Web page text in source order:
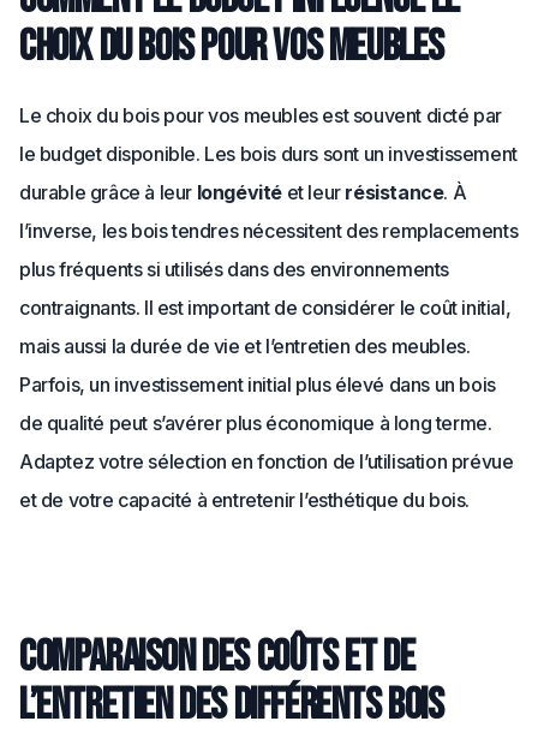
choix du bois pour vos meubles
Le choix du bois pour vos meubles est souvent dicté par
le budget disponible. Les bois durs sont un investissement
durable grâce à leur longévité et leur résistance. À
l’inverse, les bois tendres nécessitent des remplacements
plus fréquents si utilisés dans des environnements
contraignants. Il est important de considérer le coût initial,
mais aussi la durée de vie et l’entretien des meubles.
Parfois, un investissement initial plus élevé dans un bois
de qualité peut s’avérer plus économique à long terme.
Adaptez votre sélection en fonction de l’utilisation prévue
et de votre capacité à entretenir l’esthétique du bois.
Comparaison des coûts et de
l’entretien des différents bois